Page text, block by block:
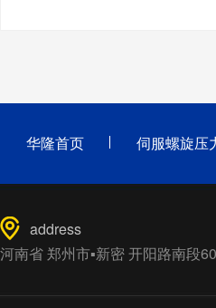
华隆首页 伺服螺旋压
address
河南省 郑州市▪新密 开阳路南段